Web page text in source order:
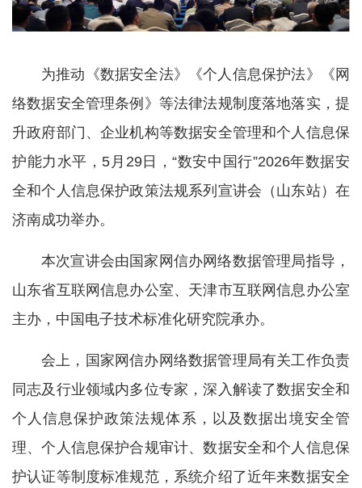
为推动《数据安全法》《个人信息保护法》《网
络数据安全管理条例》等法律法规制度落地落实，提
升政府部门、企业机构等数据安全管理和个人信息保
护能力水平，5月29日，“数安中国行”2026年数据安
全和个人信息保护政策法规系列宣讲会（山东站）在
济南成功举办。
本次宣讲会由国家网信办网络数据管理局指导，
山东省互联网信息办公室、天津市互联网信息办公室
主办，中国电子技术标准化研究院承办。
会上，国家网信办网络数据管理局有关工作负责
同志及行业领域内多位专家，深入解读了数据安全和
个人信息保护政策法规体系，以及数据出境安全管
理、个人信息保护合规审计、数据安全和个人信息保
护认证等制度标准规范，系统介绍了近年来数据安全